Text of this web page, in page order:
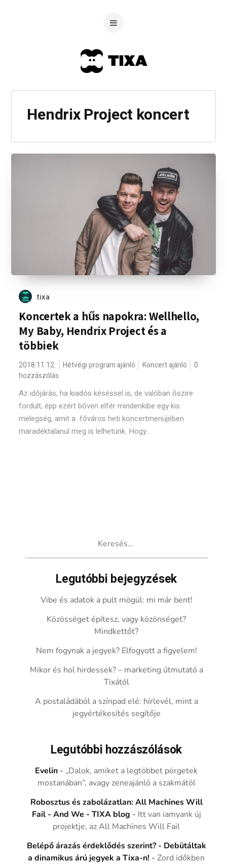
Hendrix Project koncert
tixa
Koncertek a hűs napokra: Wellhello,
My Baby, Hendrix Project és a
többiek
2018.11.12. Hétvégi program ajánló Koncert ajánló
0
hozzászólás
Az időjárás, ha kiadós késéssel is, de valóban őszire
fordult, épp ezért bőven elfér mindenkibe egy kis
melegség, amit a főváros heti koncertmenüjében
maradéktalanul meg is lelhetünk. Hogy...
Legutóbbi bejegyzések
Vibe és adatok a pult mögül: mi már bent!
Közösséget építesz, vagy közönséget?
Mindkettőt?
Nem fogynak a jegyek? Elfogyott a figyelem!
Mikor és hol hirdessek? – marketing útmutató a
Tixától
A postaládából a színpad elé: hírlevél, mint a
jegyértékesítés segítője
Legutóbbi hozzászólások
Evelin - „Dalok, amiket a legtöbbet pörgetek
mostanában”, avagy zeneajánló a szakmától
Robosztus és zabolázatlan: All Machines Will
Fail - And We - TIXA blog - Itt van iamyank új
projektje, az All Machines Will Fail
Belépő árazás érdeklődés szerint? - Debütáltak
a dinamikus árú jegyek a Tixa-n! -Zord időkben